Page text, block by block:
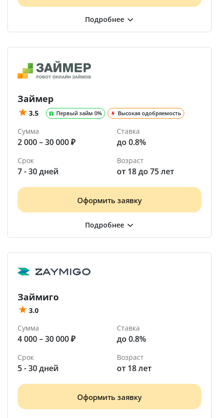
Займер
3.5 Первый займ 0% Высокая одобряемость
Сумма
2 000 – 30 000 ₽
Ставка
до 0.8%
Срок
7 - 30 дней
Возраст
от 18 до 75 лет
Оформить заявку
Займиго
3.0
Сумма
4 000 – 30 000 ₽
Ставка
до 0.8%
Срок
5 - 30 дней
Возраст
от 18 лет
Оформить заявку